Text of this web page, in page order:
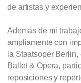
de artistas y
Además de mi
ampliamente con
la Staatsoper Berlin,
Ballet & Opera,
reposiciones y